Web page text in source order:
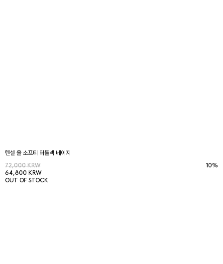
텐셀 울 소프티 터틀넥 베이지
72,000 KRW
64,800 KRW
10%
OUT OF STOCK